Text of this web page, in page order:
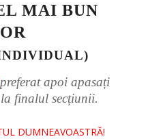
MAI BUN
apoi apasați
finalul secțiunii.
DUMNEAVOASTRĂ!